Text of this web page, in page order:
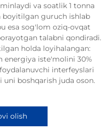
va soatlik 1 tonna
guruch ishlab
esa sog'lom oziq-ovqat
talabni qondiradi.
holda loyihalangan:
energiya iste'molini 30%
interfeyslari
uni boshqarish juda oson.
olish